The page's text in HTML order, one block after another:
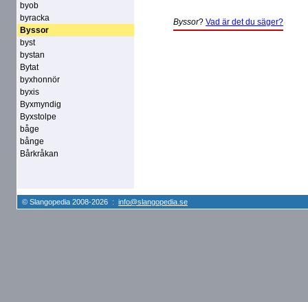
byob
byracka
Byssor
byst
bystan
Bytat
byxhonnör
byxis
Byxmyndig
Byxstolpe
båge
bånge
Bårkråkan
Byssor? Vad är det du säger?
© Slangopedia 2008-2026 : info@slangopedia.se